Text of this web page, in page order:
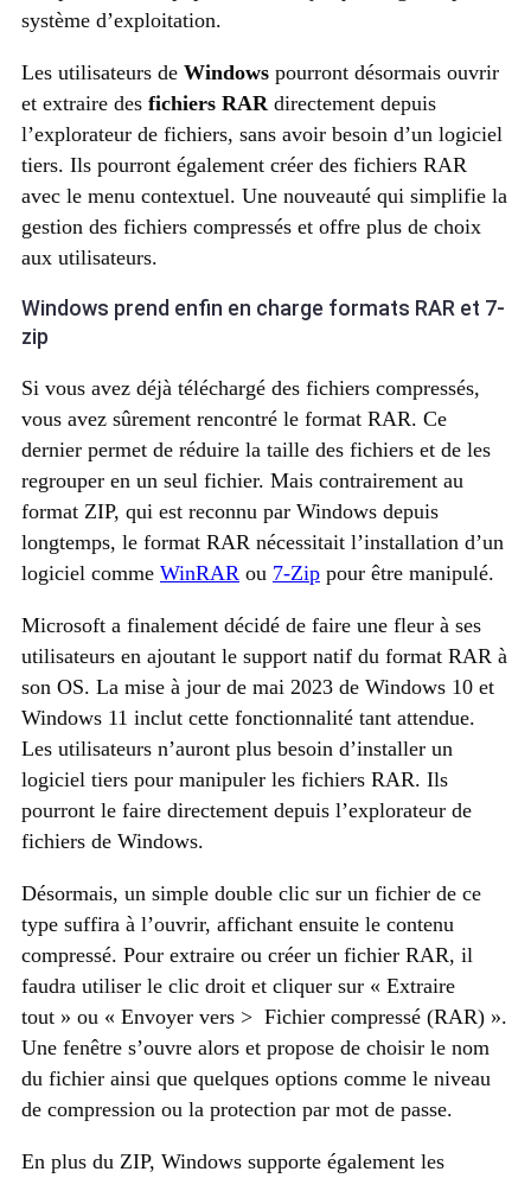
système d’exploitation.
Les utilisateurs de Windows pourront désormais ouvrir
et extraire des fichiers RAR directement depuis
l’explorateur de fichiers, sans avoir besoin d’un logiciel
tiers. Ils pourront également créer des fichiers RAR
avec le menu contextuel. Une nouveauté qui simplifie la
gestion des fichiers compressés et offre plus de choix
aux utilisateurs.
Windows prend enfin en charge formats RAR et 7-
zip
Si vous avez déjà téléchargé des fichiers compressés,
vous avez sûrement rencontré le format RAR. Ce
dernier permet de réduire la taille des fichiers et de les
regrouper en un seul fichier. Mais contrairement au
format ZIP, qui est reconnu par Windows depuis
longtemps, le format RAR nécessitait l’installation d’un
logiciel comme WinRAR ou 7-Zip pour être manipulé.
Microsoft a finalement décidé de faire une fleur à ses
utilisateurs en ajoutant le support natif du format RAR à
son OS. La mise à jour de mai 2023 de Windows 10 et
Windows 11 inclut cette fonctionnalité tant attendue.
Les utilisateurs n’auront plus besoin d’installer un
logiciel tiers pour manipuler les fichiers RAR. Ils
pourront le faire directement depuis l’explorateur de
fichiers de Windows.
Désormais, un simple double clic sur un fichier de ce
type suffira à l’ouvrir, affichant ensuite le contenu
compressé. Pour extraire ou créer un fichier RAR, il
faudra utiliser le clic droit et cliquer sur « Extraire
tout » ou « Envoyer vers > Fichier compressé (RAR) ».
Une fenêtre s’ouvre alors et propose de choisir le nom
du fichier ainsi que quelques options comme le niveau
de compression ou la protection par mot de passe.
En plus du ZIP, Windows supporte également les